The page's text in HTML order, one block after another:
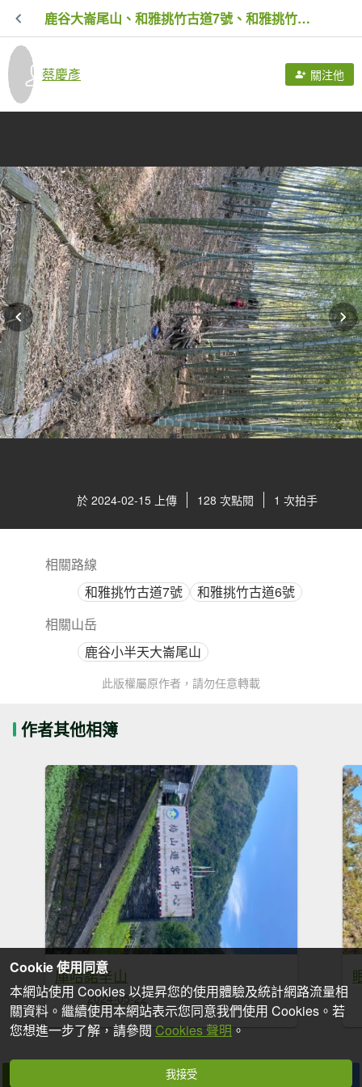
鹿谷大崙尾山、和雅挑竹古道7號、和雅挑竹古道6號O型走
蔡慶彥 關注他
於 2024-02-15 上傳 128 次點閱 1 次拍手
相關路線
和雅挑竹古道7號
和雅挑竹古道6號
相關山岳
鹿谷小半天大崙尾山
此版權屬原作者，請勿任意轉載
作者其他相簿
庫哈諾辛山
2024-05-22
收藏
Cookie 使用同意
本網站使用 Cookies 以提昇您的使用體驗及統計網路流量相
關資料。繼續使用本網站表示您同意我們使用 Cookies。若
您想進一步了解，請參閱 Cookies 聲明 。
我接受